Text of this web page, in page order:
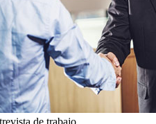
de trabajo